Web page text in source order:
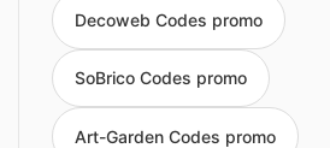
Decoweb Codes promo
SoBrico Codes promo
Art-Garden Codes promo